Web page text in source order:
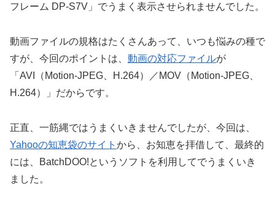
フレーム DP-S7V」でうまく表示させられませんでした。
動画ファイルの規格はたくさんあって、いつも悩みの種で
すが、今回のポイントは、 動画の対応ファイルが
「AVI（Motion-JPEG、H.264）／MOV（Motion-JPEG、
H.264）」だからです。
正直、一筋縄ではうまくいきませんでしたが、今回は、
Yahooの知恵袋のサイト から、お知恵を拝借して、最終的
には、BatchDOO!というソフトを利用してでうまくいき
ました。